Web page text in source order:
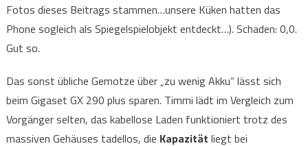
Fotos dieses Beitrags stammen…unsere Küken hatten das
Phone sogleich als Spiegelspielobjekt entdeckt…). Schaden: 0,0.
Gut so.
Das sonst übliche Gemotze über „zu wenig Akku“ lässt sich
beim Gigaset GX 290 plus sparen. Timmi lädt im Vergleich zum
Vorgänger selten, das kabellose Laden funktioniert trotz des
massiven Gehäuses tadellos, die Kapazität liegt bei